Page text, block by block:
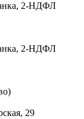
2-НДФЛ
2-НДФЛ
29